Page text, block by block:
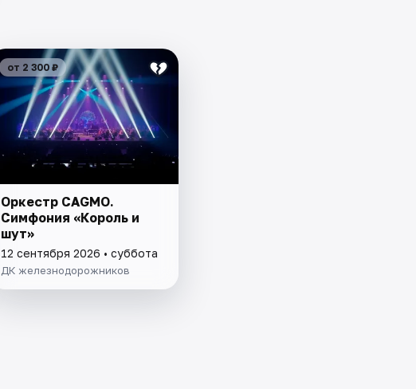
от 2 300 ₽
Оркестр CAGMO.
Симфония «Король и
шут»
12 сентября 2026 • суббота
ДК железнодорожников